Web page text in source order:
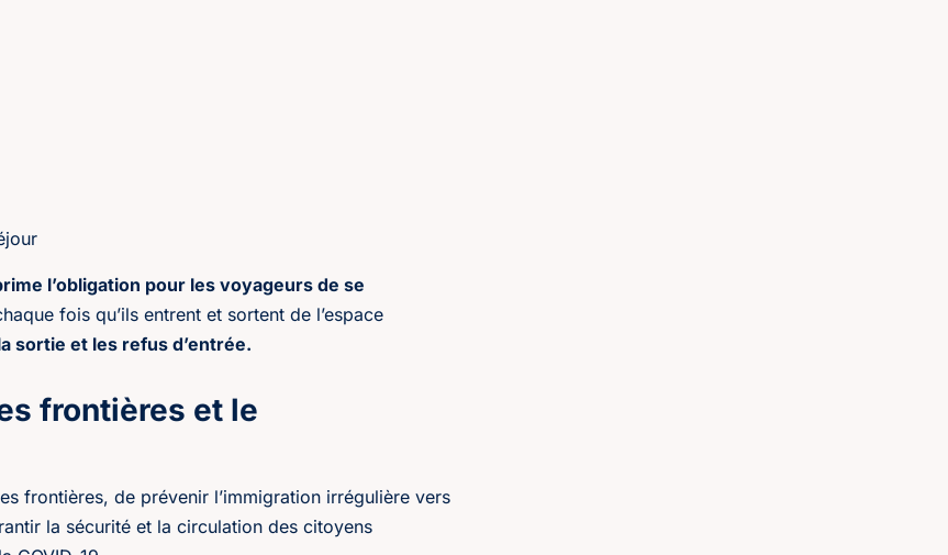
l’obligation pour les voyageurs de se
fois qu’ils entrent et sortent de l’espace
sortie et les refus d’entrée.
frontières et le
frontières, de prévenir l’immigration irrégulière vers
la sécurité et la circulation des citoyens